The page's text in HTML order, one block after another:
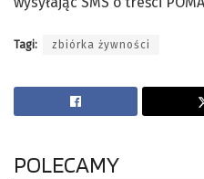
Tagi: zbiórka żywności
POLECAMY